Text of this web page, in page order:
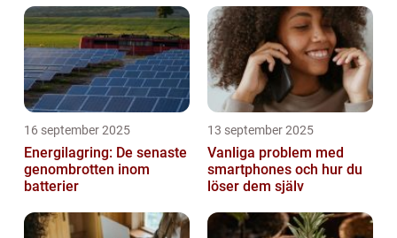
16 september 2025
Energilagring: De senaste
genombrotten inom
batterier
13 september 2025
Vanliga problem med
smartphones och hur du
löser dem själv